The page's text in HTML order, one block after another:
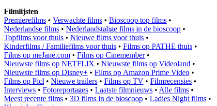
Filmlijsten
Premierefilms • Verwachte films • Bioscoop top films •
Nederlandse films • Nederlandstalige films in de bioscoop •
Topfilms voor thuis • Nieuwe films voor thuis •
Kinderfilms / Familiefilms voor thuis • Films op PATHE thuis •
Films op meJane.com • Films op Cinemember•
Nieuwste films op NETFLIX • Nieuwste films op Videoland •
Nieuwste films op Disney+ • Films op Amazon Prime Video •
Films op Picl • Nieuwe trailers • Films op TV • Filmrecensies •
Interviews • Fotoreportages • Laatste filmnieuws • Alle films •
Meest recente films • 3D films in de bioscoop • Ladies Night films •